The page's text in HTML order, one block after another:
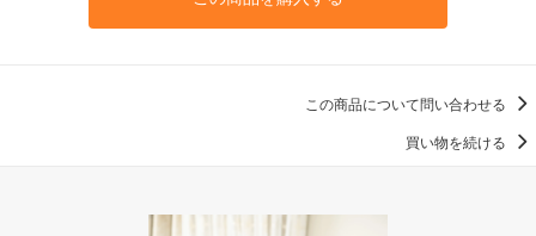
この商品について問い合わせる
買い物を続ける